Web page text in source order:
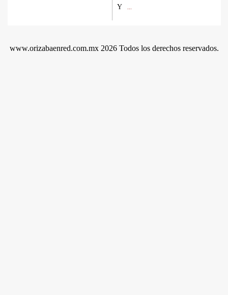
Y
www.orizabaenred.com.mx 2026 Todos los derechos reservados.